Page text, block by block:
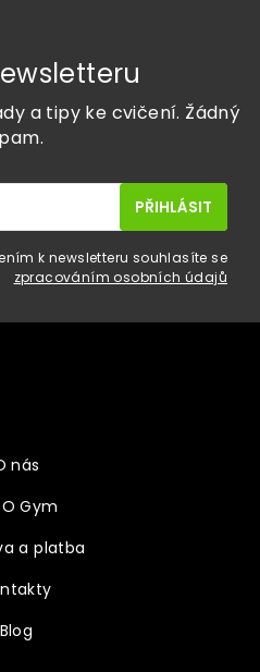
a tipy ke cvičení. Žádný
k newsletteru souhlasíte se
zpracováním osobních údajů
nás
Gym
a platba
Blog